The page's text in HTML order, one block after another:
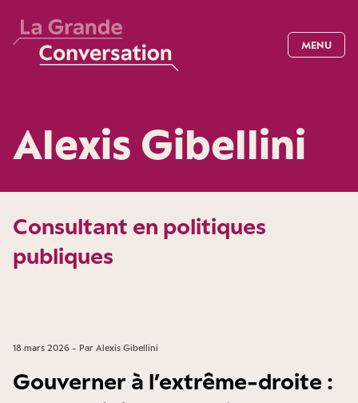
MENU
Alexis Gibellini
Consultant en politiques
publiques
18 mars 2026 - Par Alexis Gibellini
Gouverner à l’extrême-droite :